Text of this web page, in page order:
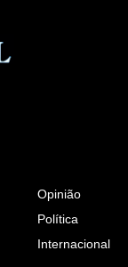
Opinião
Política
Internacional